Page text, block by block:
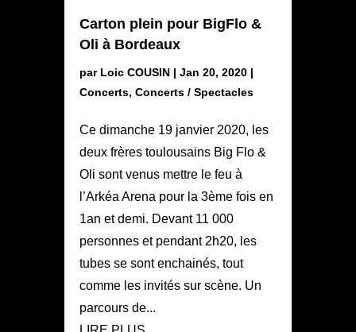
Carton plein pour BigFlo &
Oli à Bordeaux
par Loic COUSIN| Jan 20, 2020|
Concerts, Concerts / Spectacles
Ce dimanche 19 janvier 2020, les
deux frères toulousains Big Flo &
Oli sont venus mettre le feu à
l’Arkéa Arena pour la 3ème fois en
1an et demi. Devant 11 000
personnes et pendant 2h20, les
tubes se sont enchainés, tout
comme les invités sur scène. Un
parcours de...